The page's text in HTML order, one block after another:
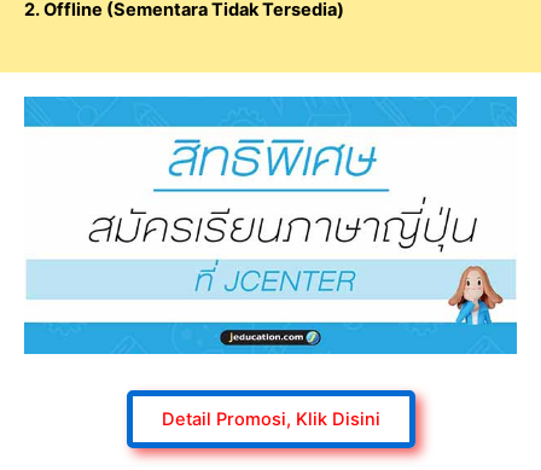
2. Offline (Sementara Tidak Tersedia)
Detail Promosi, Klik Disini